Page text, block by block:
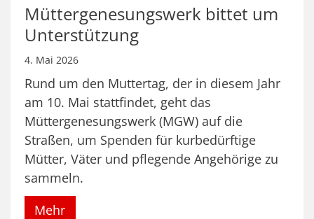
Müttergenesungswerk bittet um
Unterstützung
4. Mai 2026
Rund um den Muttertag, der in diesem Jahr
am 10. Mai stattfindet, geht das
Müttergenesungswerk (MGW) auf die
Straßen, um Spenden für kurbedürftige
Mütter, Väter und pflegende Angehörige zu
sammeln.
Mehr